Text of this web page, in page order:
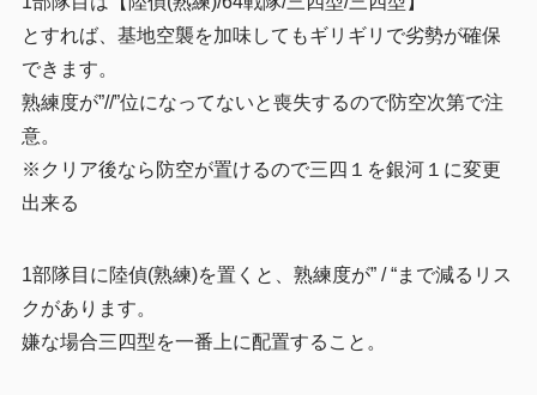
とすれば、基地空襲を加味してもギリギリで劣勢が確保
できます。
熟練度が”//”位になってないと喪失するので防空次第で注
意。
※クリア後なら防空が置けるので三四１を銀河１に変更
出来る
1部隊目に陸偵(熟練)を置くと、熟練度が” / “まで減るリス
クがあります。
嫌な場合三四型を一番上に配置すること。